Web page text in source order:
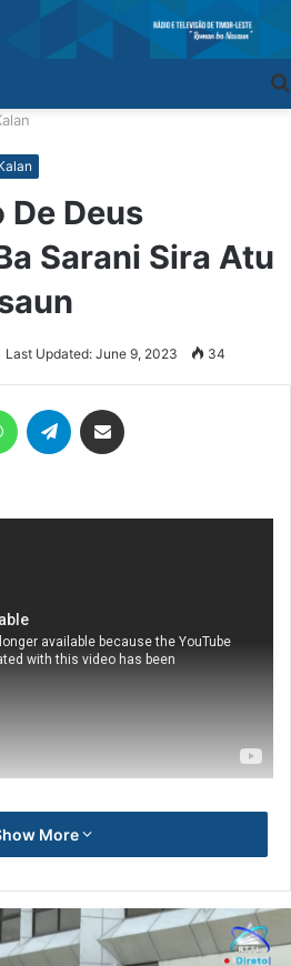
De Deus
Sarani Sira Atu
Last Updated: June 9, 2023 34
More